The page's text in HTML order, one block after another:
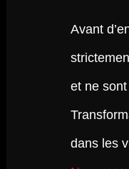
Avant
et ne
dans les